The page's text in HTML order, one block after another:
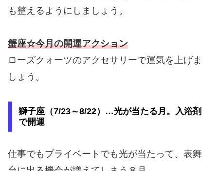
も整えるようにしましょう。
蟹座☆今月の開運アクション
ローズクォーツのアクセサリーで運気を上げま
しょう。
獅子座（7/23～8/22）…光が当たる月。入浴剤
で開運
仕事でもプライベートでも光が当たって、表舞